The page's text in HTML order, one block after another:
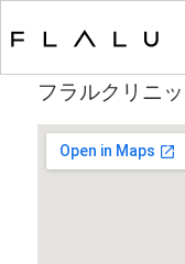
フラルクリニ